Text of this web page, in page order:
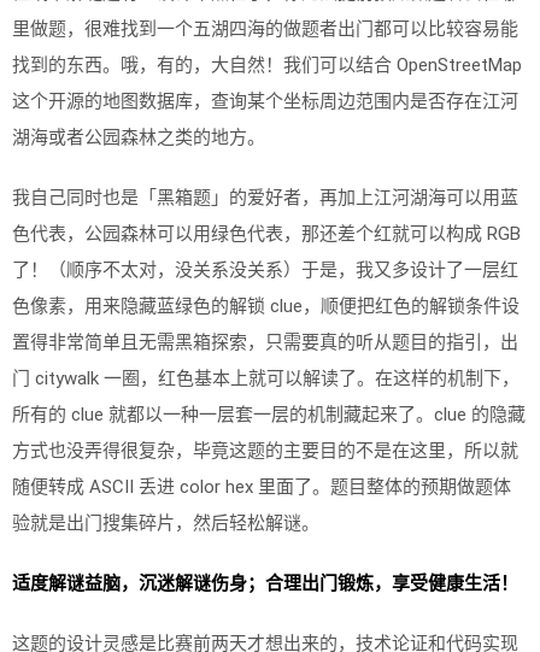
里做题，很难找到一个五湖四海的做题者出门都可以比较容易能
找到的东西。哦，有的，大自然！我们可以结合 OpenStreetMap
这个开源的地图数据库，查询某个坐标周边范围内是否存在江河
湖海或者公园森林之类的地方。
我自己同时也是「黑箱题」的爱好者，再加上江河湖海可以用蓝
色代表，公园森林可以用绿色代表，那还差个红就可以构成 RGB
了！（顺序不太对，没关系没关系）于是，我又多设计了一层红
色像素，用来隐藏蓝绿色的解锁 clue，顺便把红色的解锁条件设
置得非常简单且无需黑箱探索，只需要真的听从题目的指引，出
门 citywalk 一圈，红色基本上就可以解读了。在这样的机制下，
所有的 clue 就都以一种一层套一层的机制藏起来了。clue 的隐藏
方式也没弄得很复杂，毕竟这题的主要目的不是在这里，所以就
随便转成 ASCII 丢进 color hex 里面了。题目整体的预期做题体
验就是出门搜集碎片，然后轻松解谜。
适度解谜益脑，沉迷解谜伤身；合理出门锻炼，享受健康生活！
这题的设计灵感是比赛前两天才想出来的，技术论证和代码实现